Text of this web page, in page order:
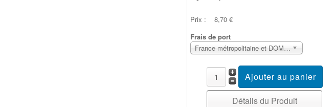
Prix :
8,70 €
Frais de port
France métropolitaine et DOM Sans surcoût
Détails du Produit